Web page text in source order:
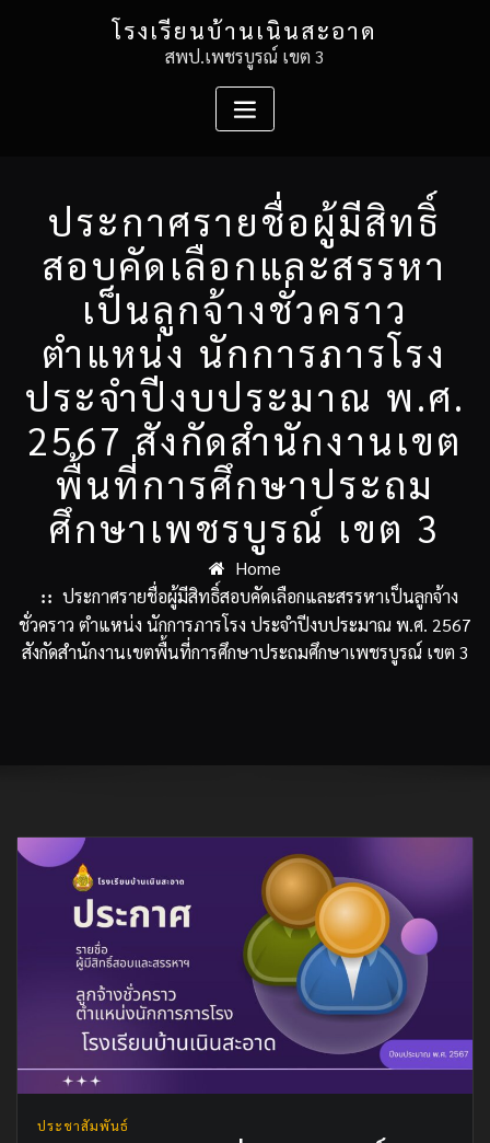
โรงเรียนบ้านเนินสะอาด
สพป.เพชรบูรณ์ เขต 3
ประกาศรายชื่อผู้มีสิทธิ์
สอบคัดเลือกและสรรหา
เป็นลูกจ้างชั่วคราว
ตำแหน่ง นักการภารโรง
ประจำปีงบประมาณ พ.ศ.
2567 สังกัดสำนักงานเขต
พื้นที่การศึกษาประถม
ศึกษาเพชรบูรณ์ เขต 3
Home
ประกาศรายชื่อผู้มีสิทธิ์สอบคัดเลือกและสรรหาเป็นลูกจ้าง
ชั่วคราว ตำแหน่ง นักการภารโรง ประจำปีงบประมาณ พ.ศ. 2567
สังกัดสำนักงานเขตพื้นที่การศึกษาประถมศึกษาเพชรบูรณ์ เขต 3
ประชาสัมพันธ์